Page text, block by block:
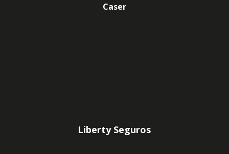
Caser
Liberty Seguros